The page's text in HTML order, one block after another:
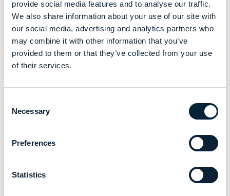
provide social media features and to analyse our traffic.
We also share information about your use of our site with
our social media, advertising and analytics partners who
may combine it with other information that you’ve
provided to them or that they’ve collected from your use
of their services.
Selection
Necessary
Preferences
Statistics